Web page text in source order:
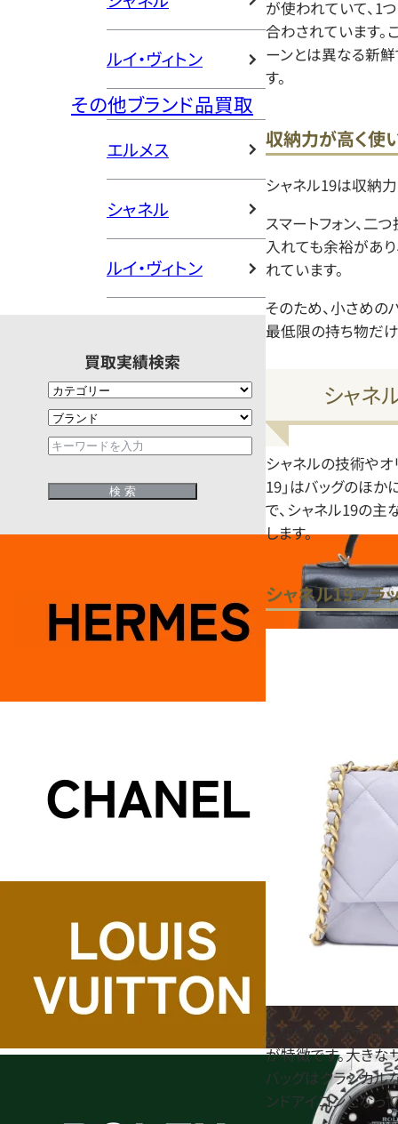
ルイ・ヴィトン
その他ブランド品買取
エルメス
シャネル
ルイ・ヴィトン
買取実績検索
が使われていて、1
合わされています。
ーンとは異なる新
す。
収納力が高く使
シャネル19は収納力
スマートフォン、二
入れても余裕があ
れています。
そのため、小さめ
最低限の持ち物だ
シャネ
シャネルの技術やオ
19」はバッグのほか
で、シャネル19の
します。
シャネル19フラ
しなやかなボディ
が特徴です。大き
バッグはクラシカル
ンドアイコンとなっ